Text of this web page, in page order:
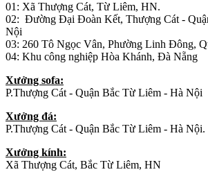
01: Xã Thượng Cát, Từ Liêm, HN.
02: Đường Đại Đoàn Kết, Thượng Cát -
Nội
03: 260 Tô Ngọc Vân, Phường Linh Đông,
04: Khu công nghiệp Hòa Khánh, Đà Nẵng
Xưởng sofa:
P.Thượng Cát - Quận Bắc Từ Liêm - Hà Nội
Xưởng đá:
P.Thượng Cát - Quận Bắc Từ Liêm - Hà Nội.
Xưởng kính:
Xã Thượng Cát, Bắc Từ Liêm, HN